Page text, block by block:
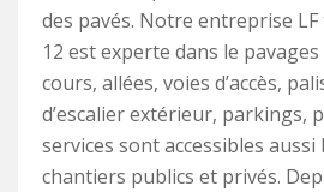
des pavés. Notre entreprise
12 est experte dans le
cours, allées, voies d’accès,
d’escalier extérieur, parkings,
services sont accessibles
chantiers publics et privés.